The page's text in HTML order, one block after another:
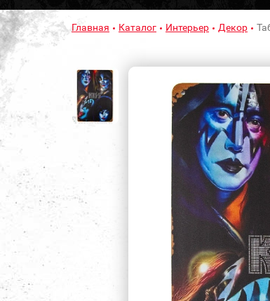
Главная Каталог Интерьер Декор